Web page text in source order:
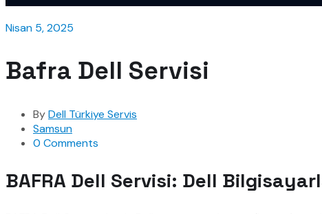
Nisan 5, 2025
Bafra Dell Servisi
ByDell Türkiye Servis
Samsun
0 Comments
BAFRA Dell Servisi: Dell